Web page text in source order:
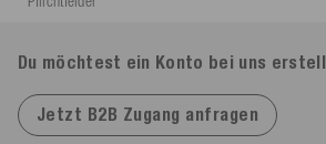
Du möchtest ein Konto bei uns
Jetzt B2B Zugang anfragen